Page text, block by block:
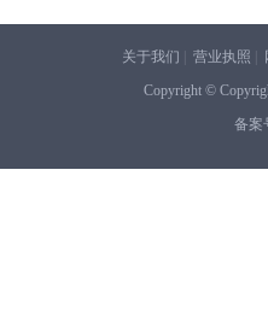
关于我们 营业执照
Copyright ©
备案